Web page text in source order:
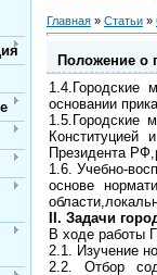
Главная » Статьи »
Положение о
1.4.Городские
основании
1.5.Городские
Президента
1.6. Учебно-
основе
II. Задачи
В ходе работы
2.1. Изучение
2.2. Отбор